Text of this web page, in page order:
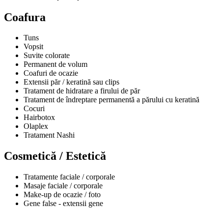
Coafura
Tuns
Vopsit
Suvite colorate
Permanent de volum
Coafuri de ocazie
Extensii păr / keratină sau clips
Tratament de hidratare a firului de păr
Tratament de îndreptare permanentă a părului cu keratină
Cocuri
Hairbotox
Olaplex
Tratament Nashi
Cosmetică / Estetică
Tratamente faciale / corporale
Masaje faciale / corporale
Make-up de ocazie / foto
Gene false - extensii gene